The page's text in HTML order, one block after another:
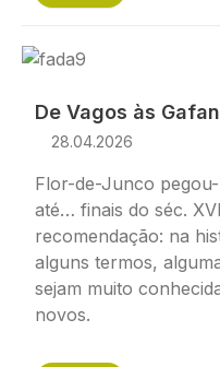
Imagem
De Vagos às
28.04.2026
Flor-de-Junco
até… finais do séc.
recomendação: na
alguns termos,
sejam muito
novos.